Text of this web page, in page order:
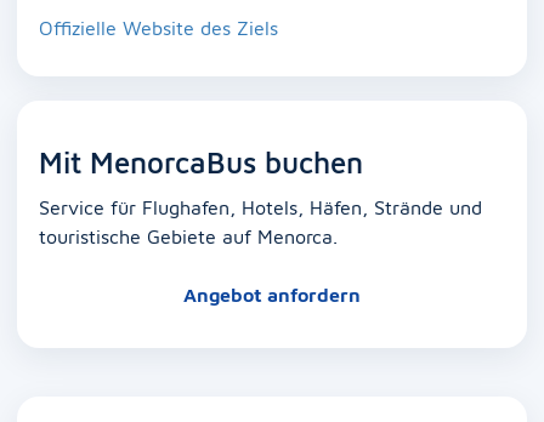
Offizielle Website des Ziels
Mit MenorcaBus buchen
Service für Flughafen, Hotels, Häfen, Strände und
touristische Gebiete auf Menorca.
Angebot anfordern